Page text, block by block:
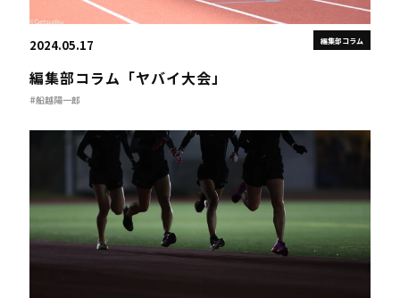
編集部コラム
2024.05.17
編集部コラム「ヤバイ大会」
#船越陽一郎